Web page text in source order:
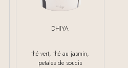
DHIYA
thé vert, thé au jasmin,
petales de soucis